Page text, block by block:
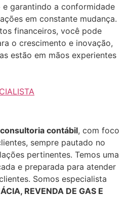
garantindo a conformidade
em constante mudança.
financeiros, você pode
o crescimento e inovação,
estão em mãos experientes
contábil, com foco
sempre pautado no
pertinentes. Temos uma
e preparada para atender
Somos especialista
REVENDA DE GAS E